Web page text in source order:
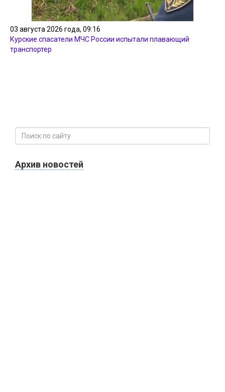
03 августа 2026 года, 09:16
Курские спасатели МЧС России испытали плавающий
транспортер
Архив новостей